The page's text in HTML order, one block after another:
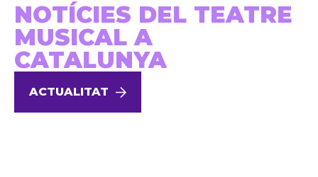
NOTÍCIES DEL TEATRE
MUSICAL A
CATALUNYA
ACTUALITAT